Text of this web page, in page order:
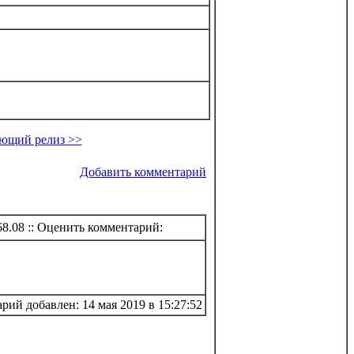
релиз >>
Добавить комментарий
:: Оценить комментарий:
добавлен: 14 мая 2019 в 15:27:52